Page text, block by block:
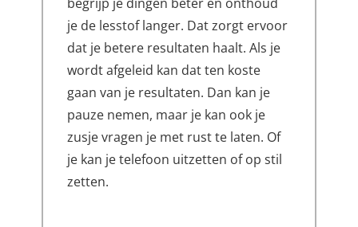
je de lesstof langer. Dat zorgt ervoor
dat je betere resultaten haalt. Als je
wordt afgeleid kan dat ten koste
gaan van je resultaten. Dan kan je
pauze nemen, maar je kan ook je
zusje vragen je met rust te laten. Of
je kan je telefoon uitzetten of op stil
zetten.